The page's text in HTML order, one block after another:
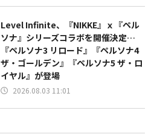
Level Infinite、『NIKKE』ｘ『ペル
ソナ』シリーズコラボを開催決定…
『ペルソナ3 リロード』『ペルソナ4
ザ・ゴールデン』『ペルソナ5 ザ・ロ
イヤル』が登場
2026.08.03 11:01